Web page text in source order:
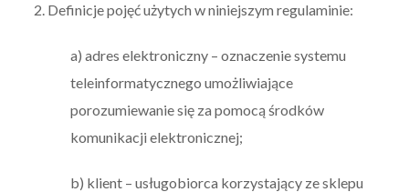
2. Definicje pojęć użytych w niniejszym regulaminie:
a) adres elektroniczny – oznaczenie systemu
teleinformatycznego umożliwiające
porozumiewanie się za pomocą środków
komunikacji elektronicznej;
b) klient – usługobiorca korzystający ze sklepu